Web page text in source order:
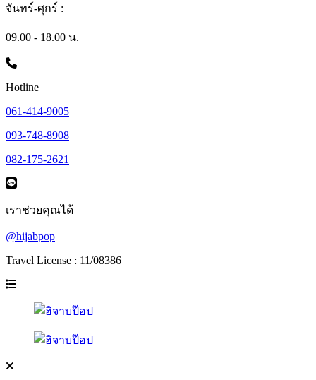
จันทร์-ศุกร์ :
09.00 - 18.00 น.
Hotline
061-414-9005
093-748-8908
082-175-2621
เราช่วยคุณได้
@hijabpop
Travel License : 11/08386